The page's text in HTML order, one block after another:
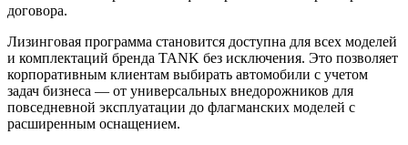
договора.
Лизинговая программа становится доступна для всех моделей
и комплектаций бренда TANK без исключения. Это позволяет
корпоративным клиентам выбирать автомобили с учетом
задач бизнеса — от универсальных внедорожников для
повседневной эксплуатации до флагманских моделей с
расширенным оснащением.